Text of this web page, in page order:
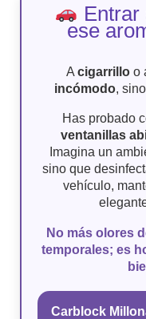
ese
A cigarrillo o
incómodo,
Has probado
ventanillas
Imagina un
sino que
vehículo,
No más olores
temporales; es
Carblock